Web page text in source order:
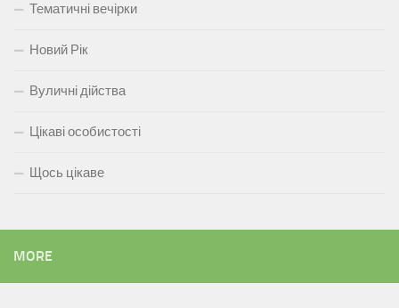
Тематичні вечірки
Новий Рік
Вуличні дійства
Цікаві особистості
Щось цікаве
MORE